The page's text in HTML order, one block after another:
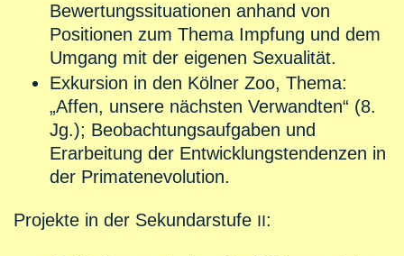
Bewertungssituationen anhand von
Positionen zum Thema Impfung und dem
Umgang mit der eigenen Sexualität.
Exkursion in den Kölner Zoo, Thema:
„Affen, unsere nächsten Verwandten“ (8.
Jg.); Beobachtungsaufgaben und
Erarbeitung der Entwicklungstendenzen in
der Primatenevolution.
Projekte in der Sekundarstufe II: